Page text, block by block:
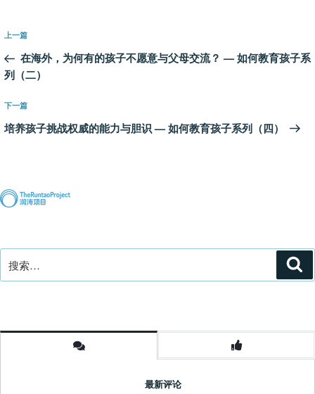
文
导
航
上
一
篇
章
上一篇
在海外，为何有的孩子不愿意与父母交流？ — 如何教育孩子系
列（二）
下
一
下一篇
培养孩子挑战权威的能力与胆识 — 如何教育孩子系列（四）
索：
最新评论